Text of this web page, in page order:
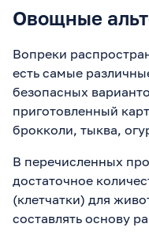
Овощные
Вопреки
есть самые
безопасных
приготовленный
брокколи, тыква,
В перечисленных
достаточное
(клетчатки) для
составлять основу